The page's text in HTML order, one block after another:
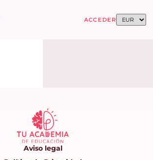
ACCEDER
Aviso legal